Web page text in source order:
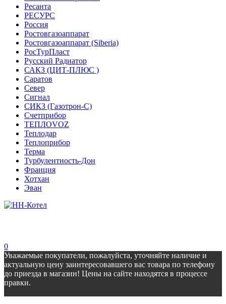
Ресанта
РЕСУРС
Россия
Ростовгазоаппарат
Ростовгазоаппарат (Siberia)
РосТурПласт
Русский Радиатор
САКЗ (ЦИТ-ПЛЮС )
Саратов
Север
Сигнал
СИКЗ (Газотрон-С)
Счетприбор
ТЕПЛОVOZ
Теплодар
Теплоприбор
Терма
Турбулентность-Дон
Франция
Хотхан
Эван
0
Уважаемые покупатели, пожалуйста, уточняйте наличие и
актуальную цену заинтересовавшего вас товара по телефону
до приезда в магазин! Цены на сайте находятся в процессе
правки.